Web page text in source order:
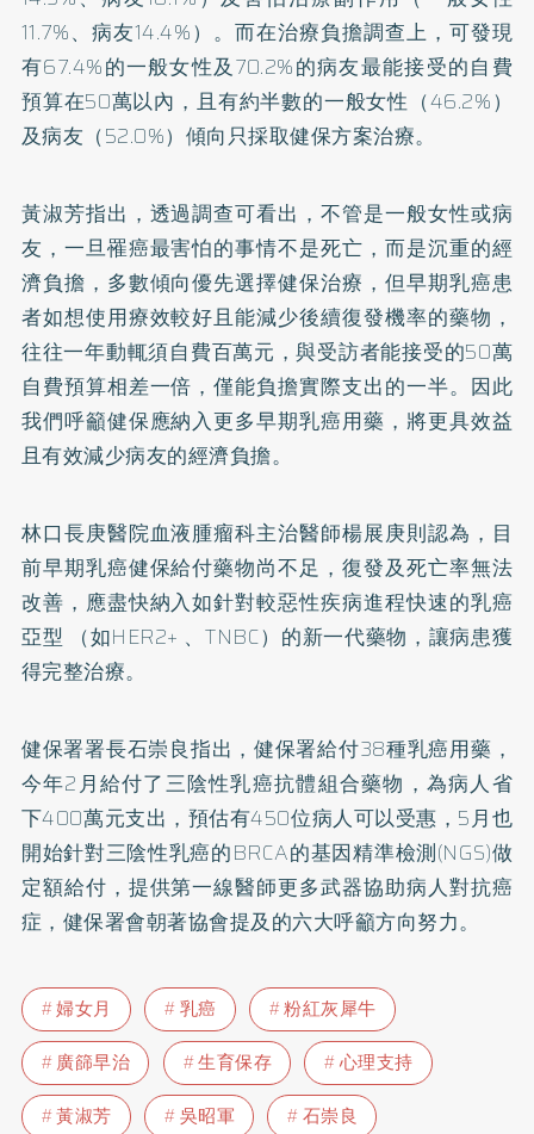
11.7%、病友14.4%）。而在治療負擔調查上，可發現
有67.4%的一般女性及70.2%的病友最能接受的自費
預算在50萬以內，且有約半數的一般女性（46.2%）
及病友（52.0%）傾向只採取健保方案治療。
黃淑芳指出，透過調查可看出，不管是一般女性或病
友，一旦罹癌最害怕的事情不是死亡，而是沉重的經
濟負擔，多數傾向優先選擇健保治療，但早期乳癌患
者如想使用療效較好且能減少後續復發機率的藥物，
往往一年動輒須自費百萬元，與受訪者能接受的50萬
自費預算相差一倍，僅能負擔實際支出的一半。因此
我們呼籲健保應納入更多早期乳癌用藥，將更具效益
且有效減少病友的經濟負擔。
林口長庚醫院血液腫瘤科主治醫師楊展庚則認為，目
前早期乳癌健保給付藥物尚不足，復發及死亡率無法
改善，應盡快納入如針對較惡性疾病進程快速的乳癌
亞型 （如HER2+ 、TNBC）的新一代藥物，讓病患獲
得完整治療。
健保署署長石崇良指出，健保署給付38種乳癌用藥，
今年2月給付了三陰性乳癌抗體組合藥物，為病人省
下400萬元支出，預估有450位病人可以受惠，5月也
開始針對三陰性乳癌的BRCA的基因精準檢測(NGS)做
定額給付，提供第一線醫師更多武器協助病人對抗癌
症，健保署會朝著協會提及的六大呼籲方向努力。
婦女月 乳癌
粉紅灰犀牛
廣篩早治
生育保存
心理支持
黃淑芳
吳昭軍
石崇良